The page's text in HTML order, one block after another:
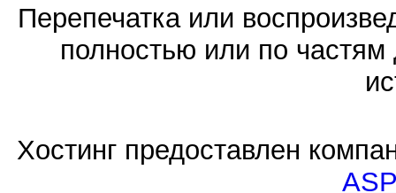
Перепечатка или
полностью или по частям
Хостинг предоставлен